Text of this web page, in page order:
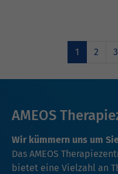
1 2 3
AMEOS
Wir kümmern uns um
Das AMEOS
bietet eine Vielzahl an